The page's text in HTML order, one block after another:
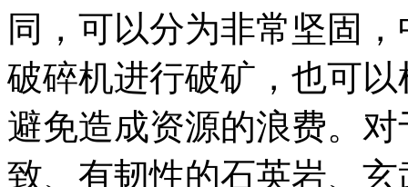
同，可以分为非常坚固
破碎机进行破矿，也可
避免造成资源的浪费。
致、有韧性的石英岩、